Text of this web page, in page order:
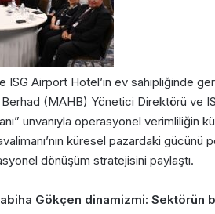
ISG Airport Hotel’in ev sahipliğinde
Berhad (MAHB) Yönetici Direktörü ve
unvanıyla operasyonel verimliliğin
küresel pazardaki gücünü
dönüşüm stratejisini paylaştı.
Gökçen dinamizmi: Sektörün